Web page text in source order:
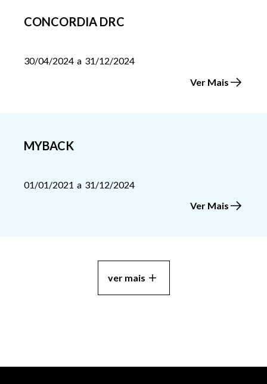
CONCORDIA DRC
30/04/2024 a 31/12/2024
Ver Mais
MYBACK
01/01/2021 a 31/12/2024
Ver Mais
ver mais